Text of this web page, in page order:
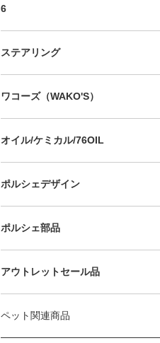
6
ステアリング
ワコーズ（WAKO'S）
オイル/ケミカル/76OIL
ポルシェデザイン
ポルシェ部品
アウトレットセール品
ペット関連商品